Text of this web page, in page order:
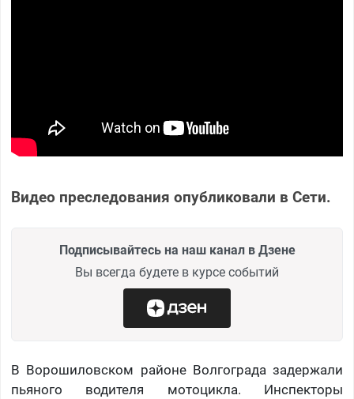
Видео преследования опубликовали в Сети.
Подписывайтесь на наш канал в Дзене
Вы всегда будете в курсе событий
В Ворошиловском районе Волгограда задержали
пьяного водителя мотоцикла. Инспекторы